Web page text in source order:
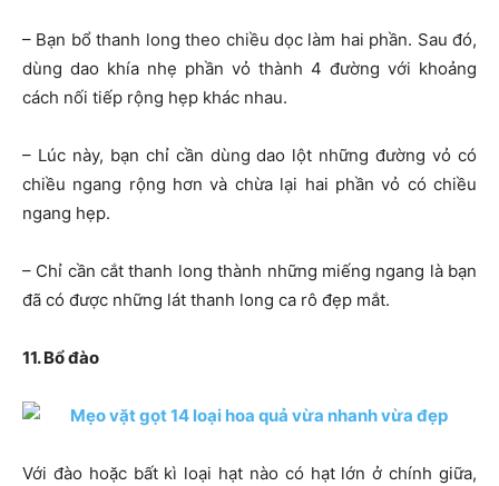
– Bạn bổ thanh long theo chiều dọc làm hai phần. Sau đó,
dùng dao khía nhẹ phần vỏ thành 4 đường với khoảng
cách nối tiếp rộng hẹp khác nhau.
– Lúc này, bạn chỉ cần dùng dao lột những đường vỏ có
chiều ngang rộng hơn và chừa lại hai phần vỏ có chiều
ngang hẹp.
– Chỉ cần cắt thanh long thành những miếng ngang là bạn
đã có được những lát thanh long ca rô đẹp mắt.
11. Bổ đào
Với đào hoặc bất kì loại hạt nào có hạt lớn ở chính giữa,